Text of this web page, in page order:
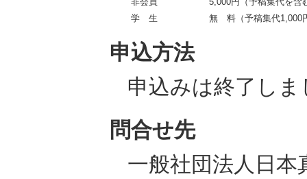
学 生
無 料（予稿集代1,000
申込方法
申込みは終了しま
問合せ先
一般社団法人日本